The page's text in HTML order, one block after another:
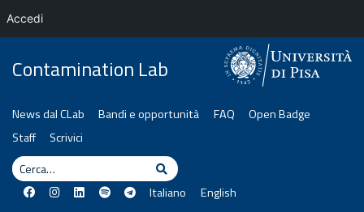
Contamination Lab
News dal CLab Bandi e opportunità FAQ
Open Badge
Staff
Scrivici
Cerca
Cerca
Italiano English
Accedi